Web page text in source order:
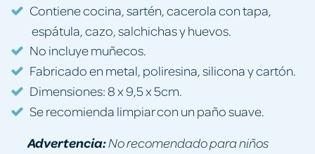
Contiene cocina, sartén, cacerola con tapa,
espátula, cazo, salchichas y huevos.
No incluye muñecos.
Fabricado en metal, poliresina, silicona y cartón.
Dimensiones: 8 x 9,5 x 5cm.
Se recomienda limpiar con un paño suave.
Advertencia:No recomendado para niños